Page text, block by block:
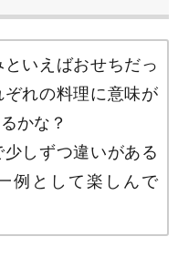
いえばおせちだっ
れの料理に意味が
かな？
しずつ違いがある
例として楽しんで